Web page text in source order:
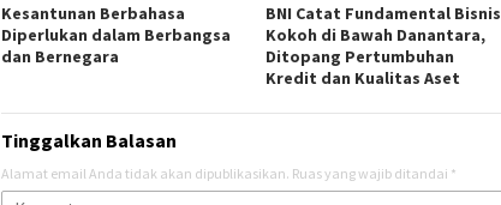
Kesantunan Berbahasa
Diperlukan dalam Berbangsa
dan Bernegara
BNI Catat Fundamental Bisnis
Kokoh di Bawah Danantara,
Ditopang Pertumbuhan
Kredit dan Kualitas Aset
Tinggalkan Balasan
Alamat email Anda tidak akan dipublikasikan. Ruas yang wajib ditandai *